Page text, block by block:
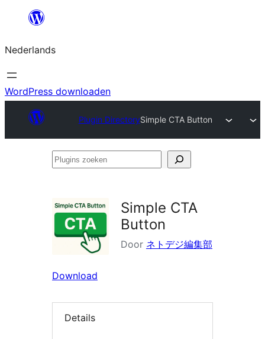
de
inhoud
Nederlands
WordPress downloaden
Plugin DirectorySimple CTA Button
Plugins
Simple CTA
Button
Door ネトデジ編集部
Download
Details